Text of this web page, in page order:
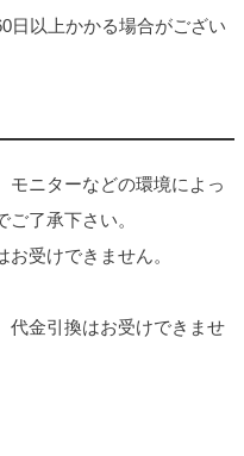
日以上かかる場合がござい
モニターなどの環境によっ
了承下さい。
受けできません。
代金引換はお受けできませ